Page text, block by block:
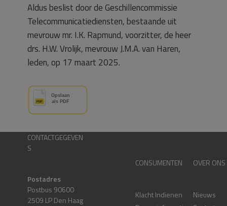
Aldus beslist door de Geschillencommissie
Telecommunicatiediensten, bestaande uit
mevrouw mr. I.K. Rapmund, voorzitter, de heer
drs. H.W. Vrolijk, mevrouw J.M.A. van Haren,
leden, op 17 maart 2025.
CONTACTGEGEVEN
S
Postadres
Postbus 90600
2509 LP Den Haag
CONSUMENTEN
Klacht Indienen
OVER ONS
Nieuws